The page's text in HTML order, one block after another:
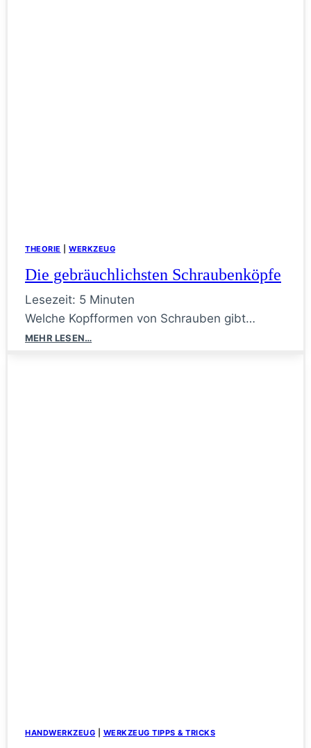
THEORIE WERKZEUG
Die gebräuchlichsten Schraubenköpfe
Lesezeit: 5 Minuten
Welche Kopfformen von Schrauben gibt…
MEHR LESEN…
HANDWERKZEUG WERKZEUG TIPPS & TRICKS